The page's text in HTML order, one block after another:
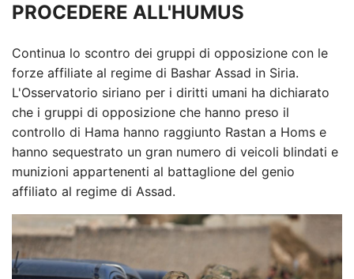
PROCEDERE ALL'HUMUS
Continua lo scontro dei gruppi di opposizione con le
forze affiliate al regime di Bashar Assad in Siria.
L'Osservatorio siriano per i diritti umani ha dichiarato
che i gruppi di opposizione che hanno preso il
controllo di Hama hanno raggiunto Rastan a Homs e
hanno sequestrato un gran numero di veicoli blindati e
munizioni appartenenti al battaglione del genio
affiliato al regime di Assad.